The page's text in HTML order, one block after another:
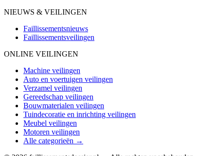
NIEUWS & VEILINGEN
Faillissementsnieuws
Faillissementsveilingen
ONLINE VEILINGEN
Machine veilingen
Auto en voertuigen veilingen
Verzamel veilingen
Gereedschap veilingen
Bouwmaterialen veilingen
Tuindecoratie en inrichting veilingen
Meubel veilingen
Motoren veilingen
Alle categorieën →